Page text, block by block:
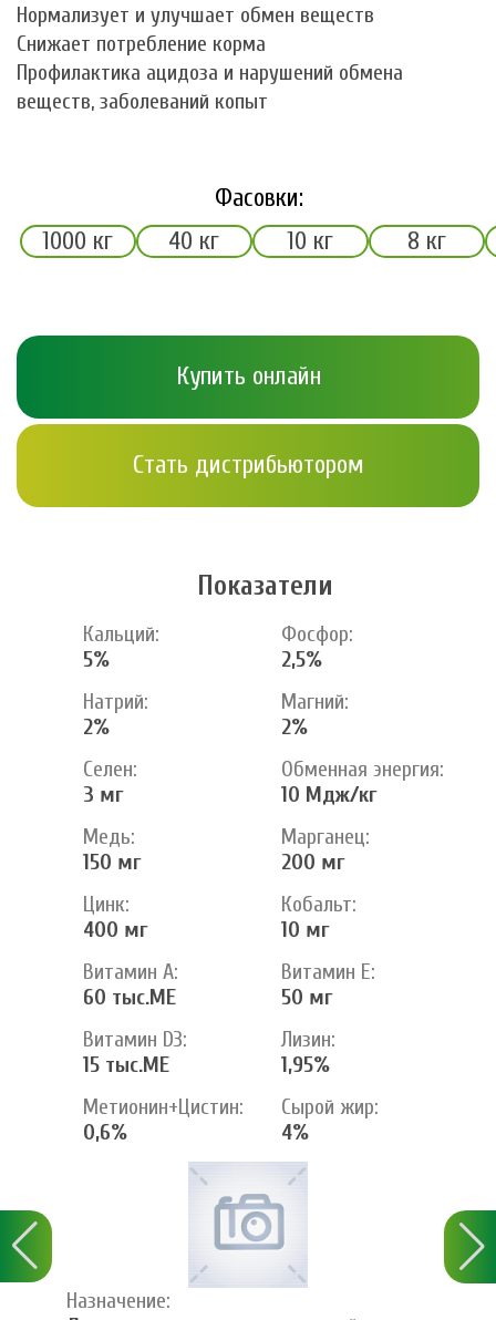
Нормализует и улучшает обмен веществ
Снижает потребление корма
Профилактика ацидоза и нарушений обмена
веществ, заболеваний копыт
Фасовки:
1000 кг
40 кг 10 кг 8 кг
Купить онлайн
Стать дистрибьютором
Показатели
Кальций:
5%
Фосфор:
2,5%
Натрий:
2%
Магний:
2%
Селен:
3 мг
Обменная энергия:
10 Мдж/кг
Медь:
150 мг
Марганец:
200 мг
Цинк:
400 мг
Кобальт:
10 мг
Витамин А:
60 тыс.МЕ
Витамин Е:
50 мг
Витамин D3:
15 тыс.МЕ
Лизин:
1,95%
Метионин+Цистин:
0,6%
Сырой жир:
4%
Назначение: